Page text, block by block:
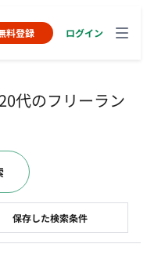
料登録 ログイン
代のフリーラン
保存した検索条件